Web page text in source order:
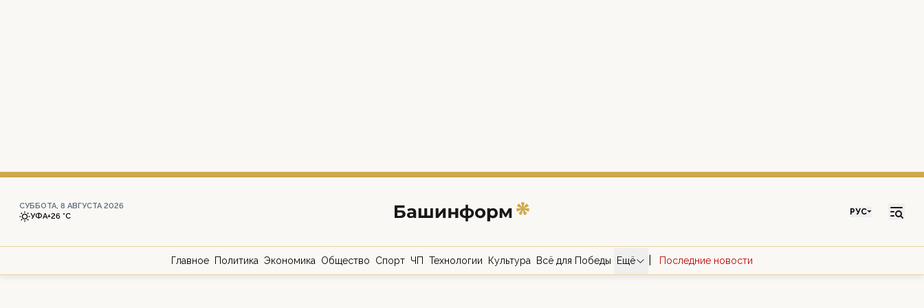
СУББОТА, 8 АВГУСТА 2026
УФА+26 °С РУС
Главное Политика Экономика Общество Спорт ЧП Технологии Культура Всё для Победы Ещё Последние новости